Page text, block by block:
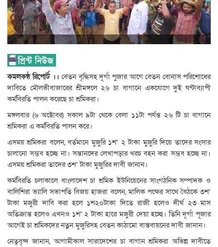
কমলকন্ঠ রিপোর্ট ।। বেতন বৃদ্ধিসহ দূর্গা পুজার আগে বেতন বোনাস পরিশোধের
দাবিতে মৌলভীবাজারের শ্রীমঙ্গলে ২৬ চা বাগানে একযোগে দুই ঘন্টাব্যাপী
কর্মবিরতি পালন করেছে চা শ্রমিকরা।
মঙ্গলবার (৬ অক্টোবর) সকাল ৯টা থেকে বেলা ১১টা পর্যন্ত ২৬ টি চা বাগানে
শ্রমিকরা এ কর্মবিরতি পালন করে।
এসময় শ্রমিকরা বলেন, বর্তমানে মুজুরি ১শ’ ২ টাকা মুজুরি দিয়ে তাদের সংসার
চালানো সম্ভব হচ্ছে না। সন্তানদের লেখাপড়ার খরচ বহন করা সম্ভব হচ্ছে না।
এসময় শ্রমিকরা তাদের ৩শ’ টাকা মুজুরির দাবী জানান।
কর্মবিরতি চলাকালে বাংলাদেশ চা শ্রমিক ইউনিয়েনের সাংগঠনিক সম্পাদক ও
বালিশিরা ভ্যালি সভাপতি বিজয় হাজরা বলেন, মালিক পক্ষের সাথে বৈঠকে ৩শ’
টাকা মজুরী দাবি করা হলে ১শ২০টাকা দিতে রাজী হলেও দীর্ঘ ২৩ মাস
অতিক্রান্ত হলেও এখনও ১শ’ ২ টাকা হারে মজুরী দেয়া হচ্ছে। তিনি দূর্গা পূজার
আগেই চা শ্রমিকদের নতুন মুজুরিসহ বেতন কাঠামো বাস্তবায়নের দাবী জানান।
নেতৃবৃন্দ জানান, আগামীকাল সারাদেশের চা বাগান শ্রমিকরা অভিন্ন দাবীতে